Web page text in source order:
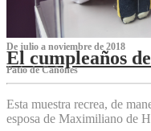
De julio a noviembre de 2018
El cumpleaños
Patio de Cañones
Esta muestra recrea, de
esposa de Maximiliano de